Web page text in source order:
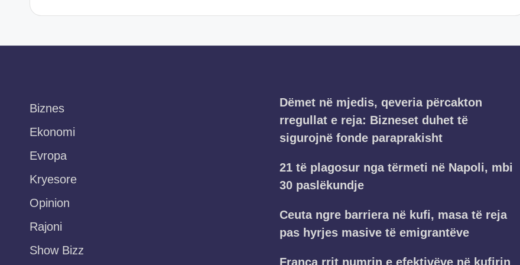
Biznes
Ekonomi
Evropa
Kryesore
Opinion
Rajoni
Show Bizz
Dëmet në mjedis, qeveria përcakton
rregullat e reja: Bizneset duhet të
sigurojnë fonde paraprakisht
21 të plagosur nga tërmeti në Napoli, mbi
30 paslëkundje
Ceuta ngre barriera në kufi, masa të reja
pas hyrjes masive të emigrantëve
Franca rrit numrin e efektivëve në kufirin